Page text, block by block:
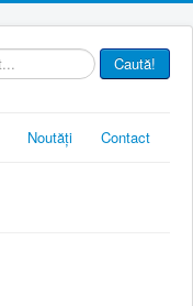
Caută!
Noutăți Contact